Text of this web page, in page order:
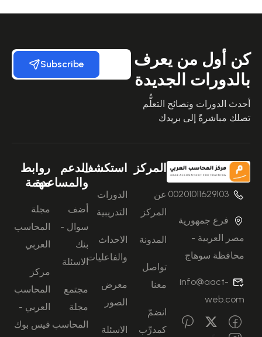
كن أول من يعرف
بالدورات الجديدة
أحدث الدورات ونصائح التعلُّم
تصلك مباشرةً إلى بريدك
Subscribe
00201011629103
فرع جمهورية
مصر العربية -
محافظة سوهاج
info@aact-
web.com
المركز
عن
المركز
المدونة
تواصل
معنا
انضمّ
كمدرِّب
استكشف
الدورات
التدريبية
الاحداث
والفاعليات
معرض
الصور
الاسئلة
الدعم
والمساعدة
أضف
سوال -
بنك
الاسئلة
مجتمع
مجلة
المحاسب
روابط
مهمة
مجلة
المحاسب
العربي
مركز
المحاسب
العربي -
فيس بوك